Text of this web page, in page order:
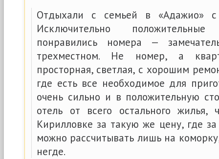
Отдыхали с семьей в «Адажио»
Исключительно
понравились номера —
трехместном. Не номер, а
просторная, светлая, с хорошим
где есть все необходимое для
очень сильно и в положительную
отель от всего остального жилья,
Кирилловке за такую же цену, где
можно рассчитывать лишь на
негде.